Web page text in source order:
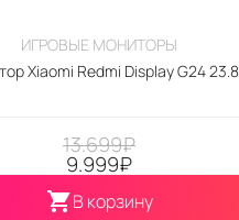
ИГРОВЫЕ МОНИТОРЫ
Xiaomi Redmi Display G24 23.8
13.699₽
9.999₽
В корзину